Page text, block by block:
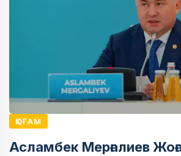
ҚОҒАМ
Асламбек Мерғалиев